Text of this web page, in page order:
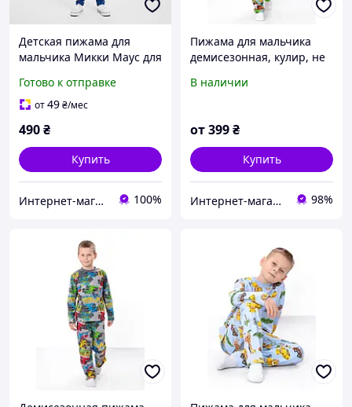
Детская пижама для
мальчика Микки Маус для
(3Y)
Готово к отправке
от49₴/мес
490₴
Купить
Интернет-магазин "Детки" 100%
Пижама для мальчика
демисезонная, кулир, не
92см, 98см, 104см, 110см,
В наличии
от399₴
Купить
Интернет-магазин детской одежды "Детки-конфетки" 98%